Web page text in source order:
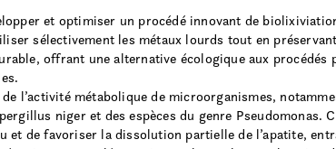
et optimiser un procédé innovant de
sélectivement les métaux lourds tout en
offrant une alternative écologique aux
l’activité métabolique de microorganismes,
niger et des espèces du genre Pseudomonas.
et de favoriser la dissolution partielle de l’apatite,